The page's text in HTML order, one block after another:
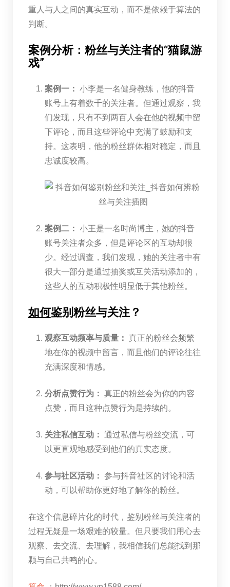
重人与人之间的真实互动，而不是依赖于算法的
判断。
案例分析：粉丝与关注者的“猫鼠游
戏”
案例一： 小李是一名健身教练，他的抖音
账号上有着数千的关注者。但通过观察，我
们发现，只有不到两百人会在他的视频中留
下评论，而且这些评论中充满了鼓励和支
持。这表明，他的粉丝群体相对稳定，而且
忠诚度较高。
案例二： 小王是一名时尚博主，她的抖音
账号关注者众多，但是评论区的互动却很
少。经过调查，我们发现，她的关注者中有
很大一部分是通过抽奖或互关活动添加的，
这些人的互动积极性明显低于其他粉丝。
如何鉴别粉丝与关注？
观察互动频率与质量： 真正的粉丝会频繁
地在你的视频中留言，而且他们的评论往往
充满深度和情感。
分析点赞行为： 真正的粉丝会为你的内容
点赞，而且这种点赞行为是持续的。
关注私信互动： 通过私信与粉丝交流，可
以更直观地感受到他们的真实态度。
参与社区活动： 参与抖音社区的讨论和活
动，可以帮助你更好地了解你的粉丝。
在这个信息碎片化的时代，鉴别粉丝与关注者的
过程无疑是一场艰难的较量。但只要我们用心去
观察、去交流、去理解，我相信我们总能找到那
颗与自己共鸣的心。